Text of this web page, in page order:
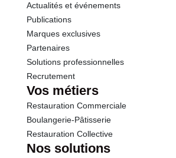
Protéines
Sel
Sodium
Calcium
Actualités et événements
Publications
Marques exclusives
Partenaires
Solutions professionnelles
Recrutement
Vos métiers
Restauration Commerciale
Boulangerie-Pâtisserie
Restauration Collective
Nos solutions